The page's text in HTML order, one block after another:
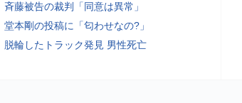
斉藤被告の裁判「同意は異常」
堂本剛の投稿に「匂わせなの?」
脱輪したトラック発見 男性死亡